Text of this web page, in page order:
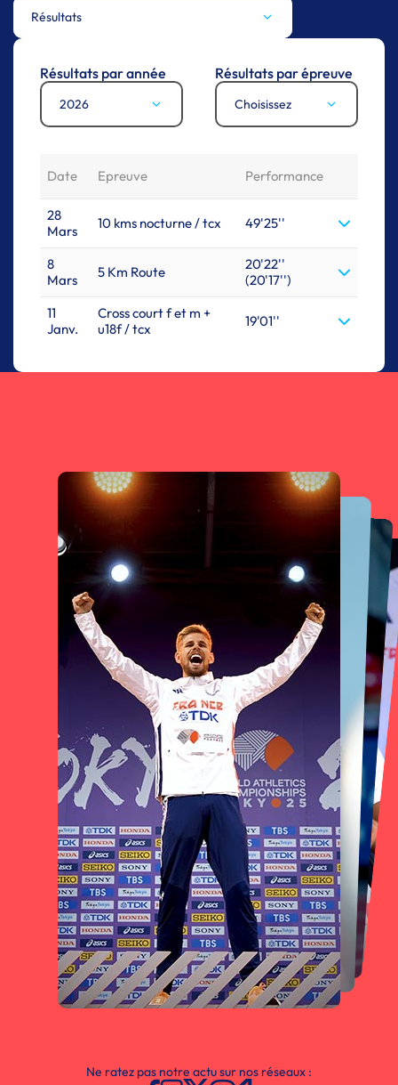
Résultats
Résultats par année
2026
Résultats par épreuve
Choisissez
Date Epreuve Performance
28
Mars
10 kms nocturne / tcx 49'25''
8
Mars
5 Km Route
20'22''
(20'17'')
11
Janv.
Cross court f et m +
u18f / tcx
19'01''
Ne ratez pas notre actu sur nos réseaux :